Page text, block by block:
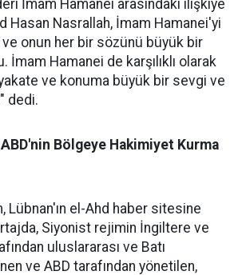
İmam Hamanei arasındaki ilişkiye
Hasan Nasrallah, İmam Hamanei'yi
onun her bir sözünü büyük bir
Hamanei de karşılıklı olarak
ve konuma büyük bir sevgi ve
dedi.
Bölgeye Hakimiyet Kurma
Lübnan'ın el-Ahd haber sitesine
Siyonist rejimin İngiltere ve
uluslararası ve Batı
ve ABD tarafından yönetilen,